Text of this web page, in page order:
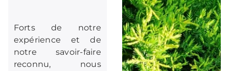
Forts de notre
expérience et de
notre savoir-faire
reconnu, nous